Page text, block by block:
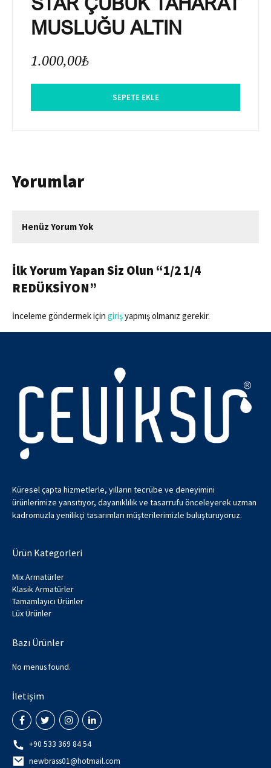
MUSLUĞU ALTIN
1.000,00₺
SEPETE EKLE
Yorumlar
Henüz Yorum Yok
İlk Yorum Yapan Siz Olun “1/2 1/4
REDÜKSİYON”
İnceleme göndermek için girişyapmış olmanız gerekir.
Küresel çapta hizmetlerle, yılların tecrübe ve deneyimini
ürünlerimize yansıtıyor, dayanıklılık ve tasarrufu önceleyerek uzman
kadromuzla yenilikçi tasarımları müşterilerimizle buluşturuyoruz.
Ürün Kategorleri
Mix Armatürler
Klasik Armatürler
Tamamlayıcı Ürünler
Lüx Ürünler
Bazı Ürünler
No menus found.
İletişim
+90 533 369 84 54
newbrass01@hotmail.com